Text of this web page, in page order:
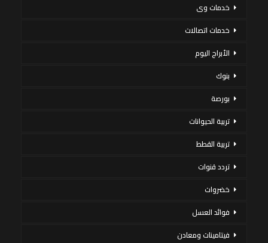
خدمات وى
خدمات اتصالات
الأبراج اليوم
بنوك
بورصة
تربية الحيوانات
تربية القطط
تردد قنوات
خضروات
فوائد العسل
فيتامينات ومعادن